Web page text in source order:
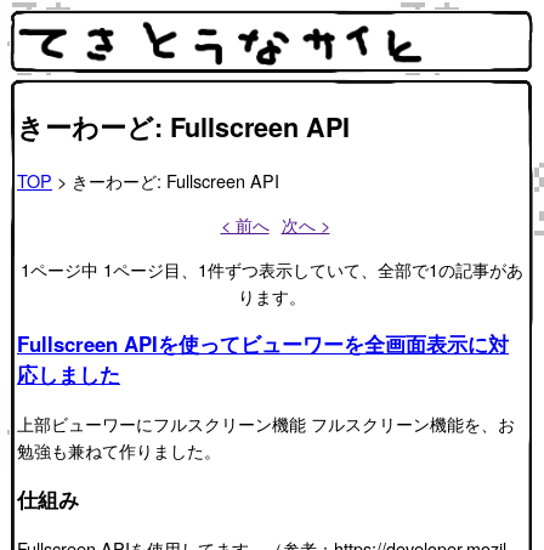
きーわーど: Fullscreen API
TOP > きーわーど: Fullscreen API
< 前へ 次へ >
1ページ中 1ページ目、1件ずつ表示していて、全部で1の記事があ
ります。
Fullscreen APIを使ってビューワーを全画面表示に対
応しました
上部ビューワーにフルスクリーン機能 フルスクリーン機能を、お
勉強も兼ねて作りました。
仕組み